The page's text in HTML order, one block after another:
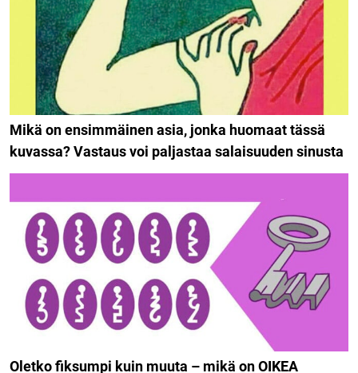
Mikä on ensimmäinen asia, jonka huomaat tässä
kuvassa? Vastaus voi paljastaa salaisuuden sinusta
Oletko fiksumpi kuin muuta – mikä on OIKEA